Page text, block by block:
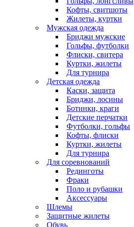
Кофты, свитшоты
Жилеты, куртки
Мужская одежда
Бриджи мужские
Гольфы, футболки
Флиски, свитера
Куртки, жилеты
Для турнира
Детская одежда
Каски, защита
Бриджи, лосины
Ботинки, краги
Детские перчатки
Футболки, гольфы
Кофты, флиски
Куртки, жилеты
Для турнира
Для соревнований
Рединготы
Фраки
Поло и рубашки
Аксессуары
Шлемы
Защитные жилеты
Обувь